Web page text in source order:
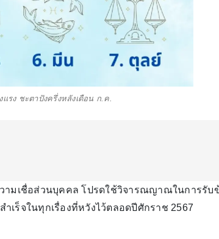
รง ชะตาปังครึ่งหลังเดือน ก.ค.
วามเชื่อส่วนบุคคล โปรดใช้วิจารณญาณในการรับ
ร็จในทุกเรื่องที่หวังไว้ตลอดปีศักราช 2567